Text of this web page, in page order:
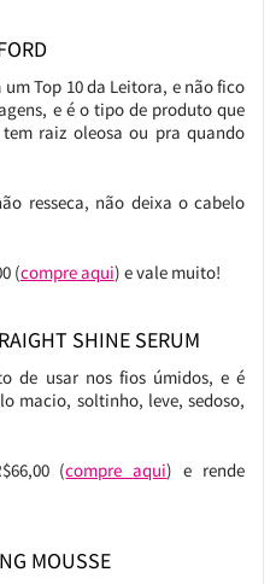
Top 10 da Leitora, e não fico
e é o tipo de produto que
raiz oleosa ou pra quando
resseca, não deixa o cabelo
(compre aqui) e vale muito!
SHINE SERUM
de usar nos fios úmidos, e é
macio, soltinho, leve, sedoso,
(compre aqui) e rende
MOUSSE